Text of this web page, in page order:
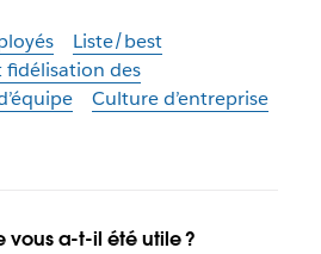
Liste/best
fidélisation des
Culture d’entreprise
vous a-t-il été utile ?